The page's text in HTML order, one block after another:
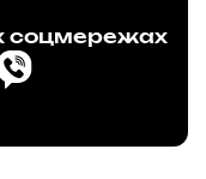
соцмережах